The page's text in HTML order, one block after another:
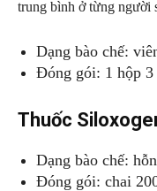
trung bình ở từng người
Dạng bào chế:
Đóng gói: 1 hộp
Thuốc
Dạng bào chế:
Đóng gói: chai